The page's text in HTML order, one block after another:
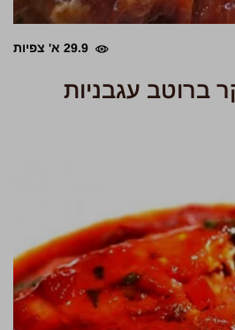
29.9 א' צפיות
ברוטב עגבניות